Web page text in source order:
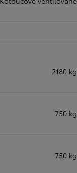
2180 kg
750 kg
750 kg